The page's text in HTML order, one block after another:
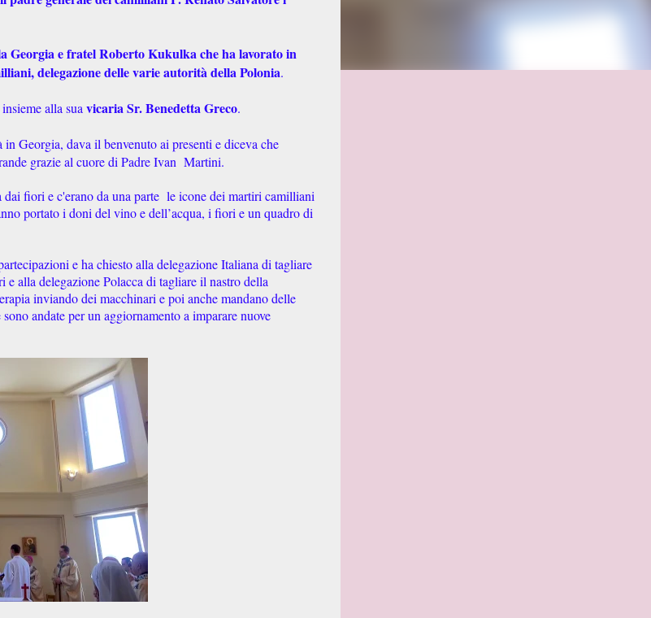
Georgia e fratel Roberto Kukulka che ha lavorato in
delegazione delle varie autorità della Polonia.
alla sua vicaria Sr. Benedetta Greco.
Georgia, dava il benvenuto ai presenti e diceva che
grazie al cuore di Padre Ivan Martini.
fiori e c'erano da una parte le icone dei martiri camilliani
portato i doni del vino e dell’acqua, i fiori e un quadro di
e ha chiesto alla delegazione Italiana di tagliare
alla delegazione Polacca di tagliare il nastro della
inviando dei macchinari e poi anche mandano delle
andate per un aggiornamento a imparare nuove